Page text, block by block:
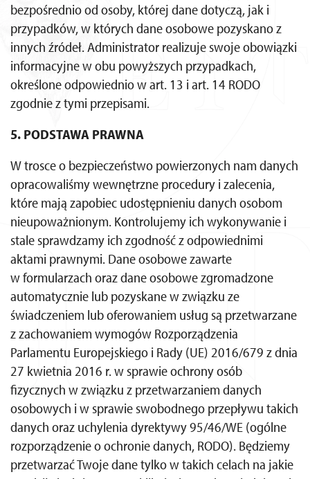
bezpośrednio od osoby, której dane dotyczą, jak i
przypadków, w których dane osobowe pozyskano z
innych źródeł. Administrator realizuje swoje obowiązki
informacyjne w obu powyższych przypadkach,
określone odpowiednio w art. 13 i art. 14 RODO
zgodnie z tymi przepisami.
5. PODSTAWA PRAWNA
W trosce o bezpieczeństwo powierzonych nam danych
opracowaliśmy wewnętrzne procedury i zalecenia,
które mają zapobiec udostępnieniu danych osobom
nieupoważnionym. Kontrolujemy ich wykonywanie i
stale sprawdzamy ich zgodność z odpowiednimi
aktami prawnymi. Dane osobowe zawarte
w formularzach oraz dane osobowe zgromadzone
automatycznie lub pozyskane w związku ze
świadczeniem lub oferowaniem usług są przetwarzane
z zachowaniem wymogów Rozporządzenia
Parlamentu Europejskiego i Rady (UE) 2016/679 z dnia
27 kwietnia 2016 r. w sprawie ochrony osób
fizycznych w związku z przetwarzaniem danych
osobowych i w sprawie swobodnego przepływu takich
danych oraz uchylenia dyrektywy 95/46/WE (ogólne
rozporządzenie o ochronie danych, RODO). Będziemy
przetwarzać Twoje dane tylko w takich celach na jakie